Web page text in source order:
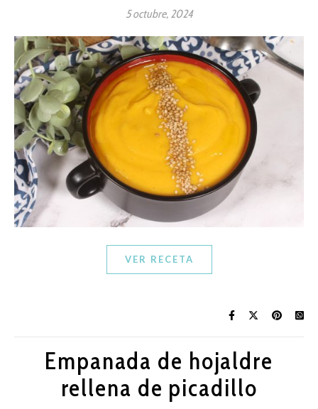
5 octubre, 2024
VER RECETA
Empanada de hojaldre
rellena de picadillo